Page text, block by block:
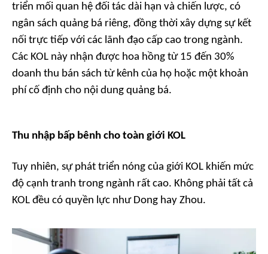
triển mối quan hệ đối tác dài hạn và chiến lược, có
ngân sách quảng bá riêng, đồng thời xây dựng sự kết
nối trực tiếp với các lãnh đạo cấp cao trong ngành.
Các KOL này nhận được hoa hồng từ 15 đến 30%
doanh thu bán sách từ kênh của họ hoặc một khoản
phí cố định cho nội dung quảng bá.
Thu nhập bấp bênh cho toàn giới KOL
Tuy nhiên, sự phát triển nóng của giới KOL khiến mức
độ cạnh tranh trong ngành rất cao. Không phải tất cả
KOL đều có quyền lực như Dong hay Zhou.